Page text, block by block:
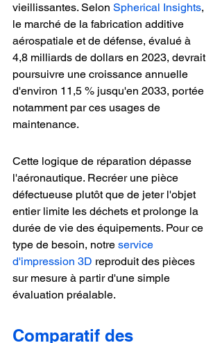
vieillissantes. Selon Spherical Insights,
le marché de la fabrication additive
aérospatiale et de défense, évalué à
4,8 milliards de dollars en 2023, devrait
poursuivre une croissance annuelle
d'environ 11,5 % jusqu'en 2033, portée
notamment par ces usages de
maintenance.
Cette logique de réparation dépasse
l'aéronautique. Recréer une pièce
défectueuse plutôt que de jeter l'objet
entier limite les déchets et prolonge la
durée de vie des équipements. Pour ce
type de besoin, notre service
d'impression 3D reproduit des pièces
sur mesure à partir d'une simple
évaluation préalable.
Comparatif des